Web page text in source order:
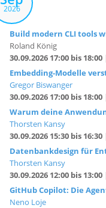
2026
Build modern CLI tools
Roland König
30.09.2026 17:00 bis 18:00|
Embedding-Modelle
Gregor Biswanger
30.09.2026 17:00 bis 18:00|
Warum deine
Thorsten Kansy
30.09.2026 15:30 bis 16:30|
Datenbankdesign für
Thorsten Kansy
30.09.2026 12:00 bis 13:00|
GitHub Copilot: Die
Neno Loje